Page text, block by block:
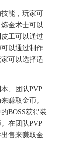
能，玩家可
金术士可以
工可以通过
以通过制作
可以选择适
、团队PVP
赚取金币。
BOSS获得装
在团队PVP
售来赚取金